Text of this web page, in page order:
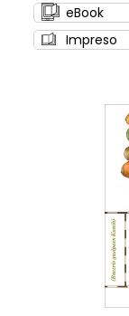
eBook
Impreso